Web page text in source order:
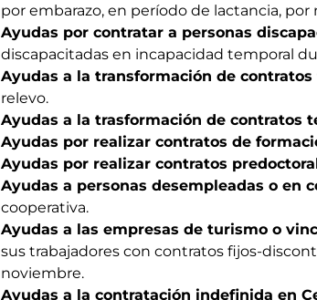
por embarazo, en período de lactancia,
Ayudas por contratar a personas
discapacitadas en incapacidad temporal
Ayudas a la transformación de
relevo.
Ayudas a la trasformación de contratos
Ayudas por realizar contratos de
Ayudas por realizar contratos
Ayudas a personas desempleadas o en
cooperativa.
Ayudas a las empresas de turismo o
sus trabajadores con contratos fijos-
noviembre.
Ayudas a la contratación indefinida en